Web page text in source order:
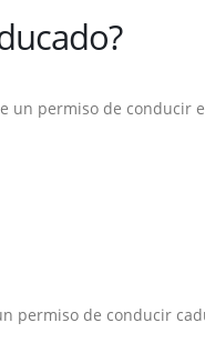
un permiso de conducir
permiso de conducir